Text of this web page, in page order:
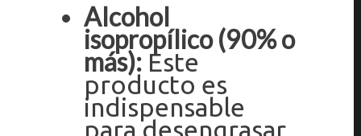
Alcohol
isopropílico (90% o
más): Este
producto es
indispensable
para desengrasar